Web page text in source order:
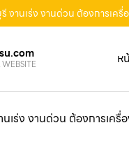
รี งานเร่ง งานด่วน ต้องการเค
รน.com ห
นเร่ง งานด่วน ต้องการเค